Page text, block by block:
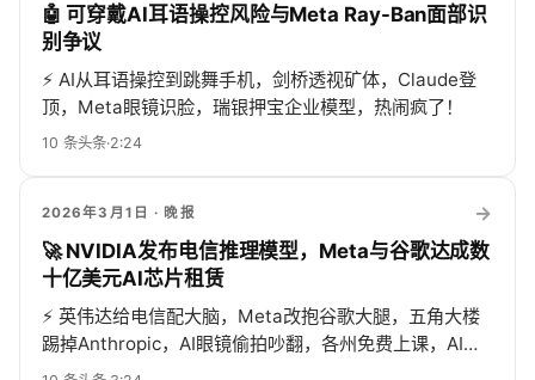
🤖 可穿戴AI耳语操控风险与Meta Ray-Ban面部识
别争议
⚡ AI从耳语操控到跳舞手机，剑桥透视矿体，Claude登
顶，Meta眼镜识脸，瑞银押宝企业模型，热闹疯了！
10 条头条·2:24
2026年3月1日 · 晚报
→
🚀 NVIDIA发布电信推理模型，Meta与谷歌达成数
十亿美元AI芯片租赁
⚡ 英伟达给电信配大脑，Meta改抱谷歌大腿，五角大楼
踢掉Anthropic，AI眼镜偷拍吵翻，各州免费上课，AI已
悄悄管你吃喝拉撒！